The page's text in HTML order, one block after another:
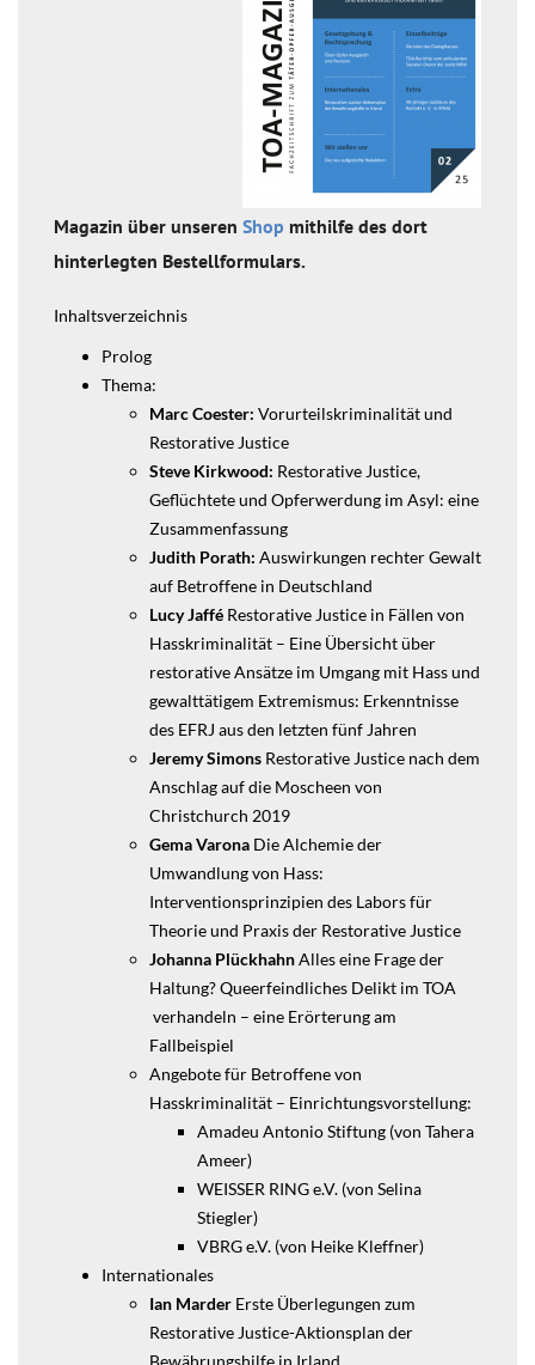
Magazin über unseren Shop mithilfe des dort
hinterlegten Bestellformulars.
Inhaltsverzeichnis
Prolog
Thema:
Marc Coester: Vorurteilskriminalität und
Restorative Justice
Steve Kirkwood: Restorative Justice,
Geflüchtete und Opferwerdung im Asyl: eine
Zusammenfassung
Judith Porath: Auswirkungen rechter Gewalt
auf Betroffene in Deutschland
Lucy Jaffé Restorative Justice in Fällen von
Hasskriminalität – Eine Übersicht über
restorative Ansätze im Umgang mit Hass und
gewalttätigem Extremismus: Erkenntnisse
des EFRJ aus den letzten fünf Jahren
Jeremy Simons Restorative Justice nach dem
Anschlag auf die Moscheen von
Christchurch 2019
Gema Varona Die Alchemie der
Umwandlung von Hass:
Interventionsprinzipien des Labors für
Theorie und Praxis der Restorative Justice
Johanna PlückhahnAlles eine Frage der
Haltung? Queerfeindliches Delikt im TOA
verhandeln – eine Erörterung am
Fallbeispiel
Angebote für Betroffene von
Hasskriminalität – Einrichtungsvorstellung:
Amadeu Antonio Stiftung (von Tahera
Ameer)
WEISSER RING e.V. (von Selina
Stiegler)
VBRG e.V. (von Heike Kleffner)
Internationales
Ian Marder Erste Überlegungen zum
Restorative Justice-Aktionsplan der
Bewährungshilfe in Irland